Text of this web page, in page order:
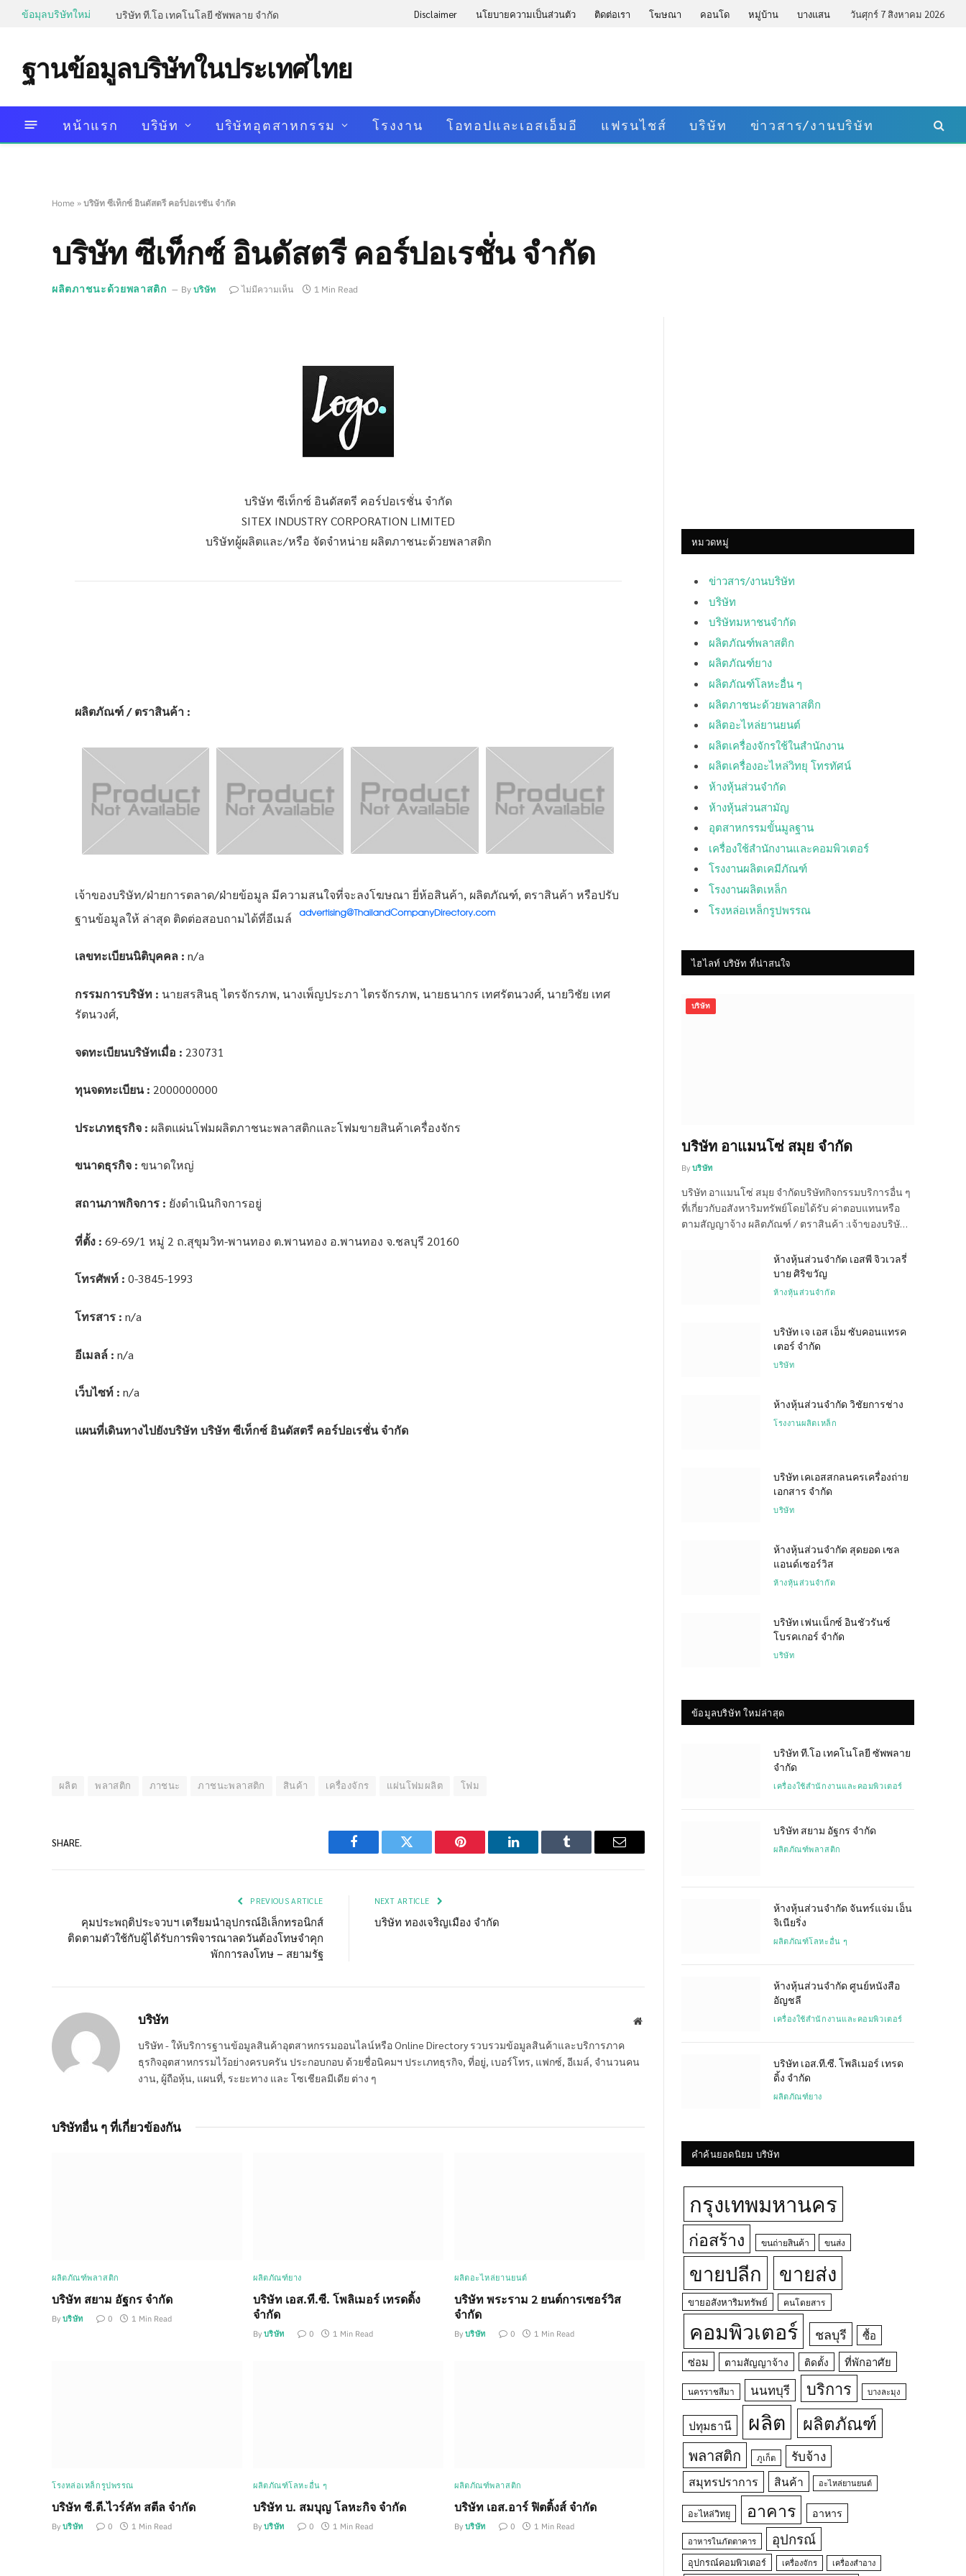
ข้อมุลบริษัทใหม่ บริษัท ที.โอ เทคโนโลยี ซัพพลาย จำกัด Disclaimer นโยบายความเป็นส่วนตัว ติดต่อเรา โฆษณา คอนโด หมู่บ้าน บางแสน วันศุกร์ 7 สิงหาคม 2026
ฐานข้อมูลบริษัทในประเทศไทย
หน้าแรก บริษัท บริษัทอุตสาหกรรม โรงงาน โอทอปและเอสเอ็มอี แฟรนไชส์ บริษัท ข่าวสาร/งานบริษัท
Home » บริษัท ซีเท็กซ์ อินดัสตรี คอร์ปอเรชั่น จำกัด
บริษัท ซีเท็กซ์ อินดัสตรี คอร์ปอเรชั่น จำกัด
ผลิตภาชนะด้วยพลาสติก By บริษัท ไม่มีความเห็น 1 Min Read
บริษัท ซีเท็กซ์ อินดัสตรี คอร์ปอเรชั่น จำกัด
SITEX INDUSTRY CORPORATION LIMITED
บริษัทผู้ผลิตและ/หรือ จัดจำหน่าย ผลิตภาชนะด้วยพลาสติก
ผลิตภัณฑ์ / ตราสินค้า :
เจ้าของบริษัท/ฝ่ายการตลาด/ฝ่ายข้อมูล มีความสนใจที่จะลงโฆษณา ยี่ห้อสินค้า, ผลิตภัณฑ์, ตราสินค้า หรือปรับ
ฐานข้อมูลให้ ล่าสุด ติดต่อสอบถามได้ที่อีเมล์
เลขทะเบียนนิติบุคคล : n/a
กรรมการบริษัท : นายสรสินธุ ไตรจักรภพ, นางเพ็ญประภา ไตรจักรภพ, นายธนากร เทศรัตนวงศ์, นายวิชัย เทศ
รัตนวงศ์,
จดทะเบียนบริษัทเมื่อ : 230731
ทุนจดทะเบียน : 2000000000
ประเภทธุรกิจ : ผลิตแผ่นโฟมผลิตภาชนะพลาสติกและโฟมขายสินค้าเครื่องจักร
ขนาดธุรกิจ : ขนาดใหญ่
สถานภาพกิจการ : ยังดำเนินกิจการอยู่
ที่ตั้ง : 69-69/1 หมู่ 2 ถ.สุขุมวิท-พานทอง ต.พานทอง อ.พานทอง จ.ชลบุรี 20160
โทรศัพท์ : 0-3845-1993
โทรสาร : n/a
อีเมลล์ : n/a
เว็บไซท์ : n/a
แผนที่เดินทางไปยังบริษัท บริษัท ซีเท็กซ์ อินดัสตรี คอร์ปอเรชั่น จำกัด
ผลิต พลาสติก ภาชนะ ภาชนะพลาสติก สินค้า เครื่องจักร แผ่นโฟมผลิต โฟม
SHARE.
Facebook Twitter Pinterest LinkedIn Tumblr Email
PREVIOUS ARTICLE
คุมประพฤติประจวบฯ เตรียมนำอุปกรณ์อิเล็กทรอนิกส์
ติดตามตัวใช้กับผู้ได้รับการพิจารณาลดวันต้องโทษจำคุก
พักการลงโทษ – สยามรัฐ
NEXT ARTICLE
บริษัท ทองเจริญเมือง จำกัด
บริษัท Website
บริษัท - ให้บริการฐานข้อมูลสินค้าอุตสาหกรรมออนไลน์หรือ Online Directory รวบรวมข้อมูลสินค้าและบริการภาค
ธุรกิจอุตสาหกรรมไว้อย่างครบครัน ประกอบกอบ ด้วยชื่อนิคมฯ ประเภทธุรกิจ, ที่อยู่, เบอร์โทร, แฟกซ์, อีเมล์, จำนวนคน
งาน, ผู้ถือหุ้น, แผนที่, ระยะทาง และ โซเชียลมีเดีย ต่าง ๆ
บริษัทอื่น ๆ ที่เกี่ยวข้องกัน
ผลิตภัณฑ์พลาสติก
บริษัท สยาม อัฐกร จำกัด
By บริษัท 0 1 Min Read
ผลิตภัณฑ์ยาง
บริษัท เอส.ที.ซี. โพลิเมอร์ เทรดดิ้ง
จำกัด
By บริษัท 0 1 Min Read
ผลิตอะไหล่ยานยนต์
บริษัท พระราม 2 ยนต์การเซอร์วิส
จำกัด
By บริษัท 0 1 Min Read
โรงหล่อเหล็กรูปพรรณ
บริษัท ซี.ดี.ไวร์คัท สตีล จำกัด
By บริษัท 0 1 Min Read
ผลิตภัณฑ์โลหะอื่น ๆ
บริษัท บ. สมบุญ โลหะกิจ จำกัด
By บริษัท 0 1 Min Read
ผลิตภัณฑ์พลาสติก
บริษัท เอส.อาร์ ฟิตติ้งส์ จำกัด
By บริษัท 0 1 Min Read
หมวดหมู่
ข่าวสาร/งานบริษัท
บริษัท
บริษัทมหาชนจำกัด
ผลิตภัณฑ์พลาสติก
ผลิตภัณฑ์ยาง
ผลิตภัณฑ์โลหะอื่น ๆ
ผลิตภาชนะด้วยพลาสติก
ผลิตอะไหล่ยานยนต์
ผลิตเครื่องจักรใช้ในสำนักงาน
ผลิตเครื่องอะไหล่วิทยุ โทรทัศน์
ห้างหุ้นส่วนจำกัด
ห้างหุ้นส่วนสามัญ
อุตสาหกรรมขั้นมูลฐาน
เครื่องใช้สำนักงานและคอมพิวเตอร์
โรงงานผลิตเคมีภัณฑ์
โรงงานผลิตเหล็ก
โรงหล่อเหล็กรูปพรรณ
ไฮไลท์ บริษัท ที่น่าสนใจ
บริษัท
บริษัท อาแมนโซ่ สมุย จำกัด
By บริษัท
บริษัท อาแมนโซ่ สมุย จำกัดบริษัทกิจกรรมบริการอื่น ๆ
ที่เกี่ยวกับอสังหาริมทรัพย์โดยได้รับ ค่าตอบแทนหรือ
ตามสัญญาจ้าง ผลิตภัณฑ์ / ตราสินค้า :เจ้าของบริษั…
ห้างหุ้นส่วนจำกัด เอสพี จิวเวลรี่
บาย ศิริขวัญ
ห้างหุ้นส่วนจำกัด
บริษัท เจ เอส เอ็ม ซับคอนแทรค
เตอร์ จำกัด
บริษัท
ห้างหุ้นส่วนจำกัด วิชัยการช่าง
โรงงานผลิตเหล็ก
บริษัท เคเอสสกลนครเครื่องถ่าย
เอกสาร จำกัด
บริษัท
ห้างหุ้นส่วนจำกัด สุดยอด เซล
แอนด์เซอร์วิส
ห้างหุ้นส่วนจำกัด
บริษัท เฟนเน็กซ์ อินชัวรันซ์
โบรคเกอร์ จำกัด
บริษัท
ข้อมูลบริษัท ใหม่ล่าสุด
บริษัท ที.โอ เทคโนโลยี ซัพพลาย
จำกัด
เครื่องใช้สำนักงานและคอมพิวเตอร์
บริษัท สยาม อัฐกร จำกัด
ผลิตภัณฑ์พลาสติก
ห้างหุ้นส่วนจำกัด จันทร์แจ่ม เอ็น
จิเนียริ่ง
ผลิตภัณฑ์โลหะอื่น ๆ
ห้างหุ้นส่วนจำกัด ศูนย์หนังสือ
อัญชลี
เครื่องใช้สำนักงานและคอมพิวเตอร์
บริษัท เอส.ที.ซี. โพลิเมอร์ เทรด
ดิ้ง จำกัด
ผลิตภัณฑ์ยาง
คำค้นยอดนิยม บริษัท
กรุงเทพมหานคร
ก่อสร้าง ขนถ่ายสินค้า ขนส่ง
ขายปลีก ขายส่ง
ขายอสังหาริมทรัพย์ คนโดยสาร
คอมพิวเตอร์ ชลบุรี
ซื้อ
ซ่อม
ตามสัญญาจ้าง ติดตั้ง ที่พักอาศัย
นครราชสีมา นนทบุรี บริการ บางละมุง
ปทุมธานี ผลิต ผลิตภัณฑ์
พลาสติก ภูเก็ต รับจ้าง
สมุทรปราการ สินค้า อะไหล่ยานยนต์
อะไหล่วิทยุ อาคาร อาหาร
อาหารในภัตตาคาร อุปกรณ์
อุปกรณ์คอมพิวเตอร์ เครื่องจักร เครื่องสำอาง